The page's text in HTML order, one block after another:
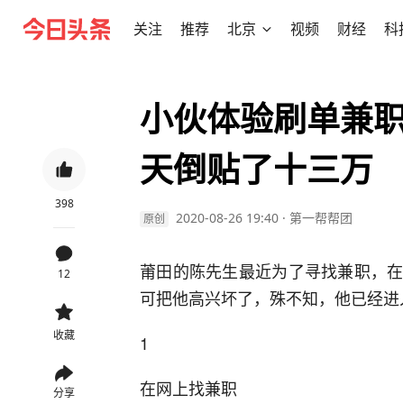
关注 推荐 北京 视频 财经 科
398
12
收藏
分享
小伙体验刷单兼
天倒贴了十三万
原创 2020-08-26 19:40 · 第一帮帮团
莆田的陈先生最近为了寻找兼职，
可把他高兴坏了，殊不知，他已经进
1
在网上找兼职